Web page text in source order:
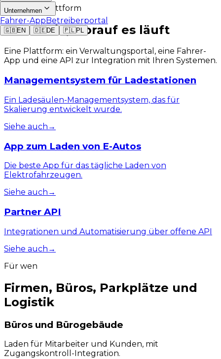
Unternehmen
Fahrer-AppBetreiberportal
🇬🇧EN 🇩🇪DE 🇵🇱PL
Die EV24-Plattform
Sehen Sie, worauf es läuft
Eine Plattform: ein Verwaltungsportal, eine Fahrer-
App und eine API zur Integration mit Ihren Systemen.
Managementsystem für Ladestationen
Ein Ladesäulen-Managementsystem, das für
Skalierung entwickelt wurde.
Siehe auch →
App zum Laden von E-Autos
Die beste App für das tägliche Laden von
Elektrofahrzeugen.
Siehe auch →
Partner API
Integrationen und Automatisierung über offene API
Siehe auch →
Für wen
Firmen, Büros, Parkplätze und
Logistik
Büros und Bürogebäude
Laden für Mitarbeiter und Kunden, mit
Zugangskontroll-Integration.